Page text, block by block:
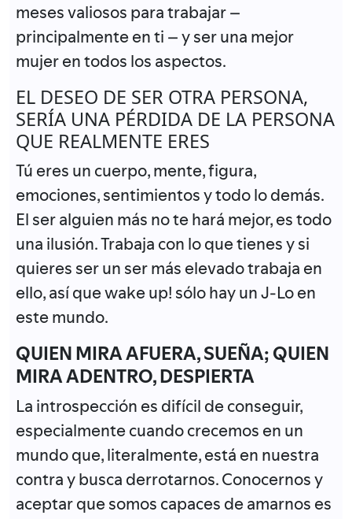
meses valiosos para trabajar –
principalmente en ti – y ser una mejor
mujer en todos los aspectos.
EL DESEO DE SER OTRA PERSONA,
SERÍA UNA PÉRDIDA DE LA PERSONA
QUE REALMENTE ERES
Tú eres un cuerpo, mente, figura,
emociones, sentimientos y todo lo demás.
El ser alguien más no te hará mejor, es todo
una ilusión. Trabaja con lo que tienes y si
quieres ser un ser más elevado trabaja en
ello, así que wake up! sólo hay un J-Lo en
este mundo.
QUIEN MIRA AFUERA, SUEÑA; QUIEN
MIRA ADENTRO, DESPIERTA
La introspección es difícil de conseguir,
especialmente cuando crecemos en un
mundo que, literalmente, está en nuestra
contra y busca derrotarnos. Conocernos y
aceptar que somos capaces de amarnos es